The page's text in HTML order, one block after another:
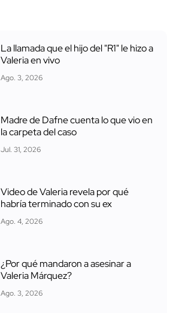
La llamada que el hijo del "R1" le hizo a
Valeria en vivo
Ago. 3, 2026
Madre de Dafne cuenta lo que vio en
la carpeta del caso
Jul. 31, 2026
Video de Valeria revela por qué
habría terminado con su ex
Ago. 4, 2026
¿Por qué mandaron a asesinar a
Valeria Márquez?
Ago. 3, 2026